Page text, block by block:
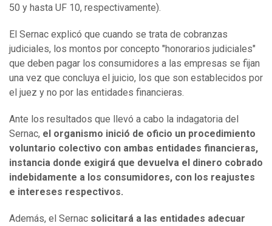
50 y hasta UF 10, respectivamente).
El Sernac explicó que cuando se trata de cobranzas
judiciales, los montos por concepto "honorarios judiciales"
que deben pagar los consumidores a las empresas se fijan
una vez que concluya el juicio, los que son establecidos por
el juez y no por las entidades financieras.
Ante los resultados que llevó a cabo la indagatoria del
Sernac, el organismo inició de oficio un procedimiento
voluntario colectivo con ambas entidades financieras,
instancia donde exigirá que devuelva el dinero cobrado
indebidamente a los consumidores, con los reajustes
e intereses respectivos.
Además, el Sernac solicitará a las entidades adecuar